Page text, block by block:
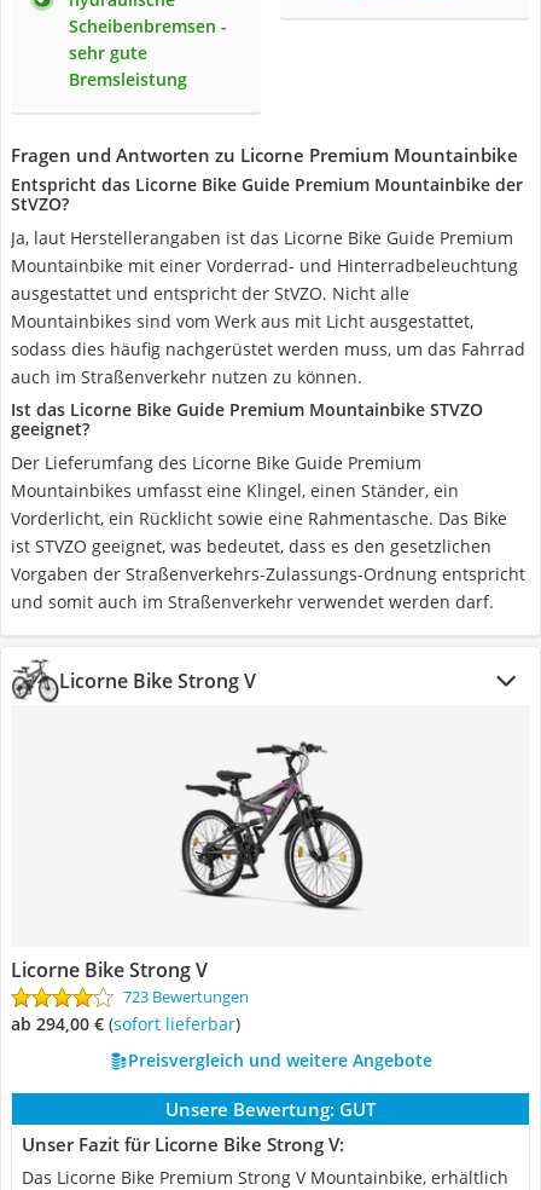
Scheibenbremsen -
sehr gute
Bremsleistung
Fragen und Antworten zu Licorne Premium Mountainbike
Entspricht das Licorne Bike Guide Premium Mountainbike der
StVZO?
Ja, laut Herstellerangaben ist das Licorne Bike Guide Premium
Mountainbike mit einer Vorderrad- und Hinterradbeleuchtung
ausgestattet und entspricht der StVZO. Nicht alle
Mountainbikes sind vom Werk aus mit Licht ausgestattet,
sodass dies häufig nachgerüstet werden muss, um das Fahrrad
auch im Straßenverkehr nutzen zu können.
Ist das Licorne Bike Guide Premium Mountainbike STVZO
geeignet?
Der Lieferumfang des Licorne Bike Guide Premium
Mountainbikes umfasst eine Klingel, einen Ständer, ein
Vorderlicht, ein Rücklicht sowie eine Rahmentasche. Das Bike
ist STVZO geeignet, was bedeutet, dass es den gesetzlichen
Vorgaben der Straßenverkehrs-Zulassungs-Ordnung entspricht
und somit auch im Straßenverkehr verwendet werden darf.
Licorne Bike Strong V
Licorne Bike Strong V
723 Bewertungen
ab 294,00 € ( Sofort lieferbar)
Preisvergleich und weitere Angebote
Unsere Bewertung: GUT
Unser Fazit für Licorne Bike Strong V:
Das Licorne Bike Premium Strong V Mountainbike, erhältlich